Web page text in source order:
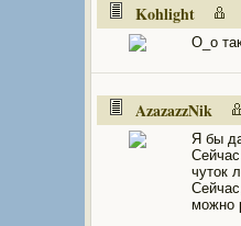
Kohlight
О_о
AzazazzNik
Я бы
чуток
можно